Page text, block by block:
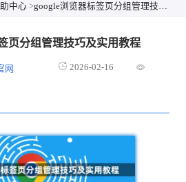
中心 >google浏览器标签页分组管理技巧及实用教程
页分组管理技巧及实用教程
网 2026-02-16